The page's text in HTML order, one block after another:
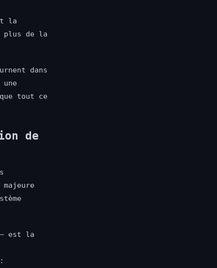
la
plus de la
dans
tout ce
de
est la